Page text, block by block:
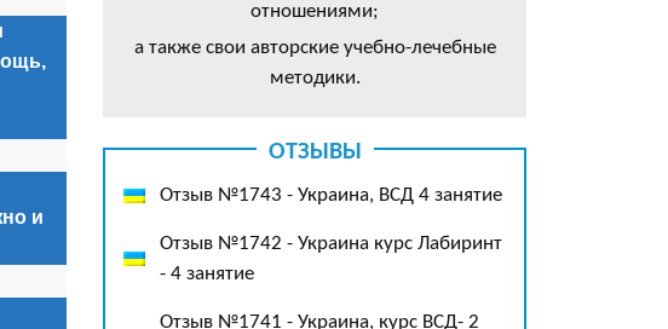
и
отношениями;
а также свои авторские учебно-лечебные
методики.
ОТЗЫВЫ
Отзыв №1743 - Украина, ВСД 4 занятие
Отзыв №1742 - Украина курс Лабиринт
- 4 занятие
Отзыв №1741 - Украина, курс ВСД- 2